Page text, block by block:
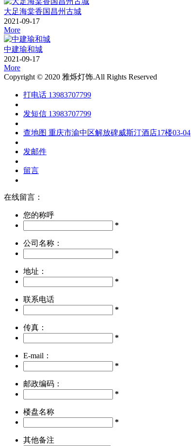
大足海棠香国昌州古城
2021-09-17
More
中建瑜和城
2021-09-17
More
Copyright © 2020 雅烁灯饰.All Rights Reserved
打电话 13983707799
发短信 13983707799
查地图 重庆市渝中区解放碑威斯汀酒店17楼03-04
发邮件
留言
在线留言：
您的称呼
*
公司名称：
*
地址：
*
联系电话
*
传真：
*
E-mail：
*
邮政编码：
*
楼盘名称
*
其他备注